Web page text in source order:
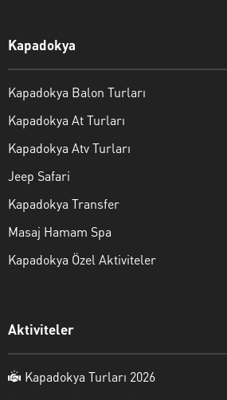
Kapadokya
Kapadokya Balon Turları
Kapadokya At Turları
Kapadokya Atv Turları
Jeep Safari
Kapadokya Transfer
Masaj Hamam Spa
Kapadokya Özel Aktiviteler
Aktiviteler
Kapadokya Turları 2026